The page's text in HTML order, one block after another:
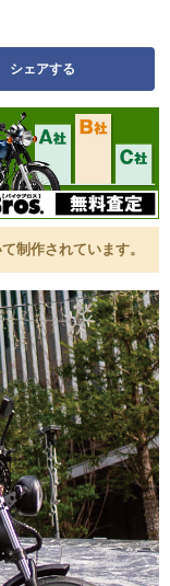
シェアする
制作されています。